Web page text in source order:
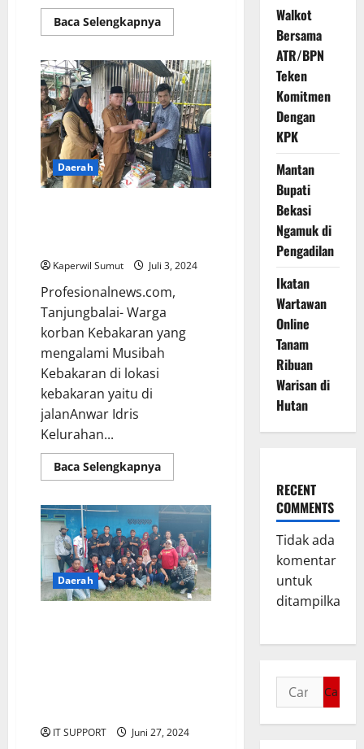
Baca Selengkapnya
Daerah
Kaperwil Sumut Juli 3, 2024
Profesionalnews.com,
Tanjungbalai- Warga
korban Kebakaran yang
mengalami Musibah
Kebakaran di lokasi
kebakaran yaitu di
jalanAnwar Idris
Kelurahan...
Baca Selengkapnya
Daerah
IT SUPPORT Juni 27, 2024
Walkot
Bersama
ATR/BPN
Teken
Komitmen
Dengan
KPK
Mantan
Bupati
Bekasi
Ngamuk di
Pengadilan
Ikatan
Wartawan
Online
Tanam
Ribuan
Warisan di
Hutan
RECENT
COMMENTS
Tidak ada
komentar
untuk
ditampilkan.